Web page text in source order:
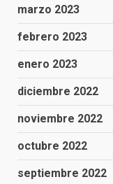
marzo 2023
febrero 2023
enero 2023
diciembre 2022
noviembre 2022
octubre 2022
septiembre 2022